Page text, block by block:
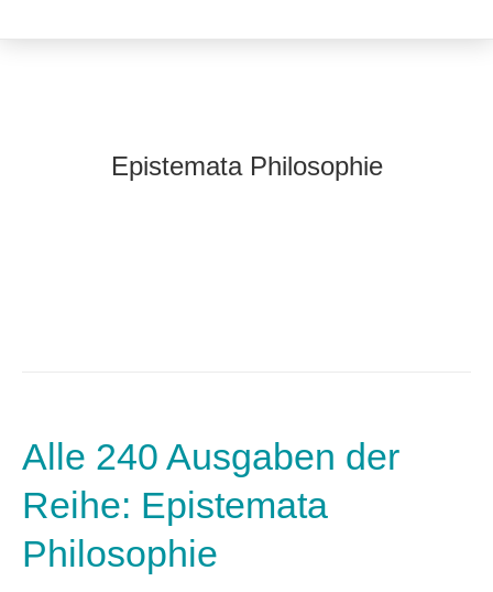
Epistemata Philosophie
Alle 240 Ausgaben der
Reihe: Epistemata
Philosophie